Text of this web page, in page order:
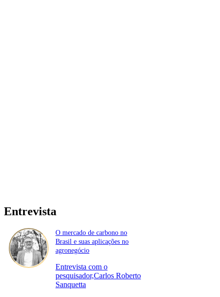
Entrevista
O mercado de carbono no
Brasil e suas aplicações no
agronegócio
Entrevista com o
pesquisador,Carlos Roberto
Sanquetta